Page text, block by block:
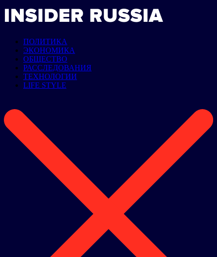
ПОЛИТИКА
ЭКОНОМИКА
ОБЩЕСТВО
РАССЛЕДОВАНИЯ
ТЕХНОЛОГИИ
LIFE STYLE